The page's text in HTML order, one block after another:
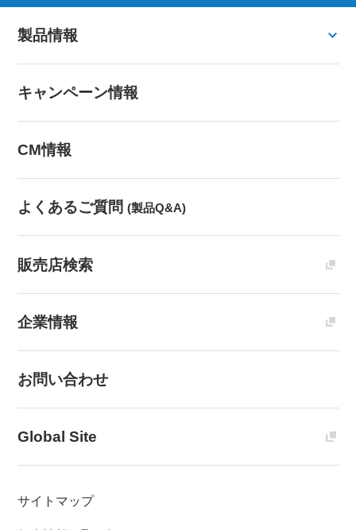
製品情報
キャンペーン情報
CM情報
よくあるご質問 (製品Q&A)
販売店検索
企業情報
お問い合わせ
Global Site
サイトマップ